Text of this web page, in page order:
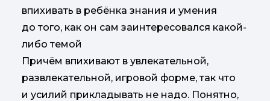
впихивать в ребёнка знания и умения
до того, как он сам заинтересовался какой-
либо темой
Причём впихивают в увлекательной,
развлекательной, игровой форме, так что
и усилий прикладывать не надо. Понятно,